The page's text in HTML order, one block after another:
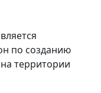
по созданию
территории